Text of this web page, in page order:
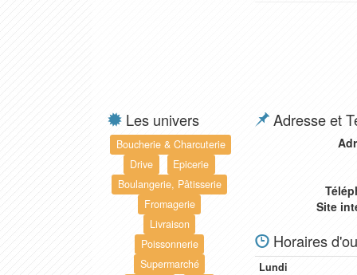
Les univers
Boucherie & Charcuterie
Drive
Epicerie
Boulangerie, Pâtisserie
Fromagerie
Livraison
Poissonnerie
Supermarché
Adresse et
Site
Horaires
Lundi